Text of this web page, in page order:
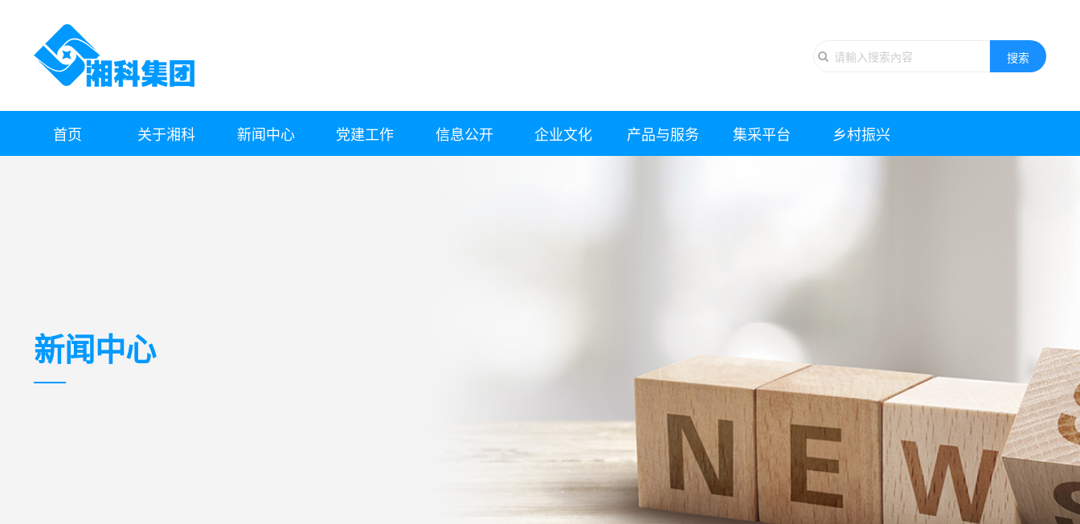
搜索
首页 关于湘科 新闻中心 党建工作 信息公开 企业文化 产品与服务 集采平台 乡村振兴
新闻中心